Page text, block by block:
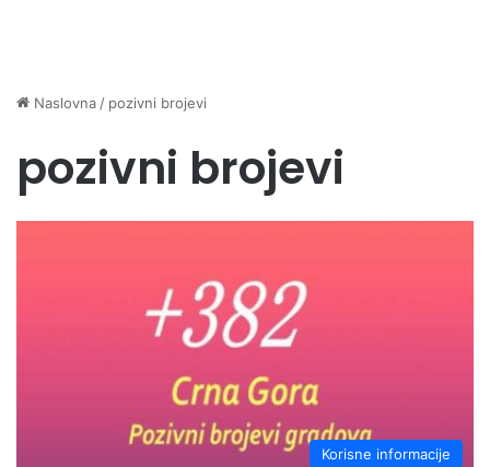
Naslovna / pozivni brojevi
pozivni brojevi
Korisne informacije